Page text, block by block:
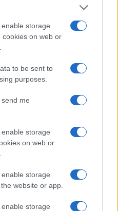
storage
cookies on web or
to be sent to
purposes.
me
storage
on web or
storage
website or app.
storage
nogometa: Evo kako